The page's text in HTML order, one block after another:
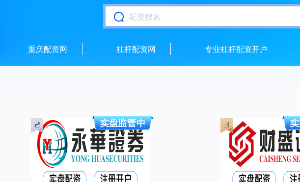
重庆配资网 杠杆配资网 专业杠杆配资开户